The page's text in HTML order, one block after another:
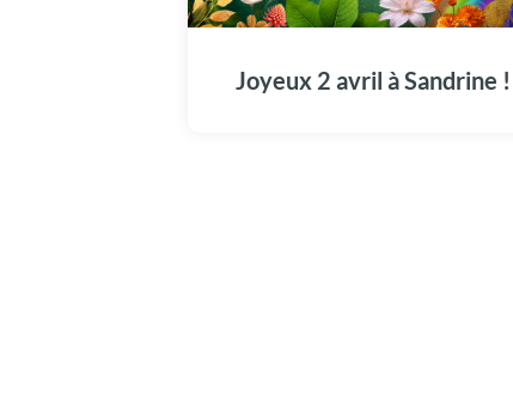
Joyeux 2 avril à Sandrine !
Une carte vidéo unique pour célébrer